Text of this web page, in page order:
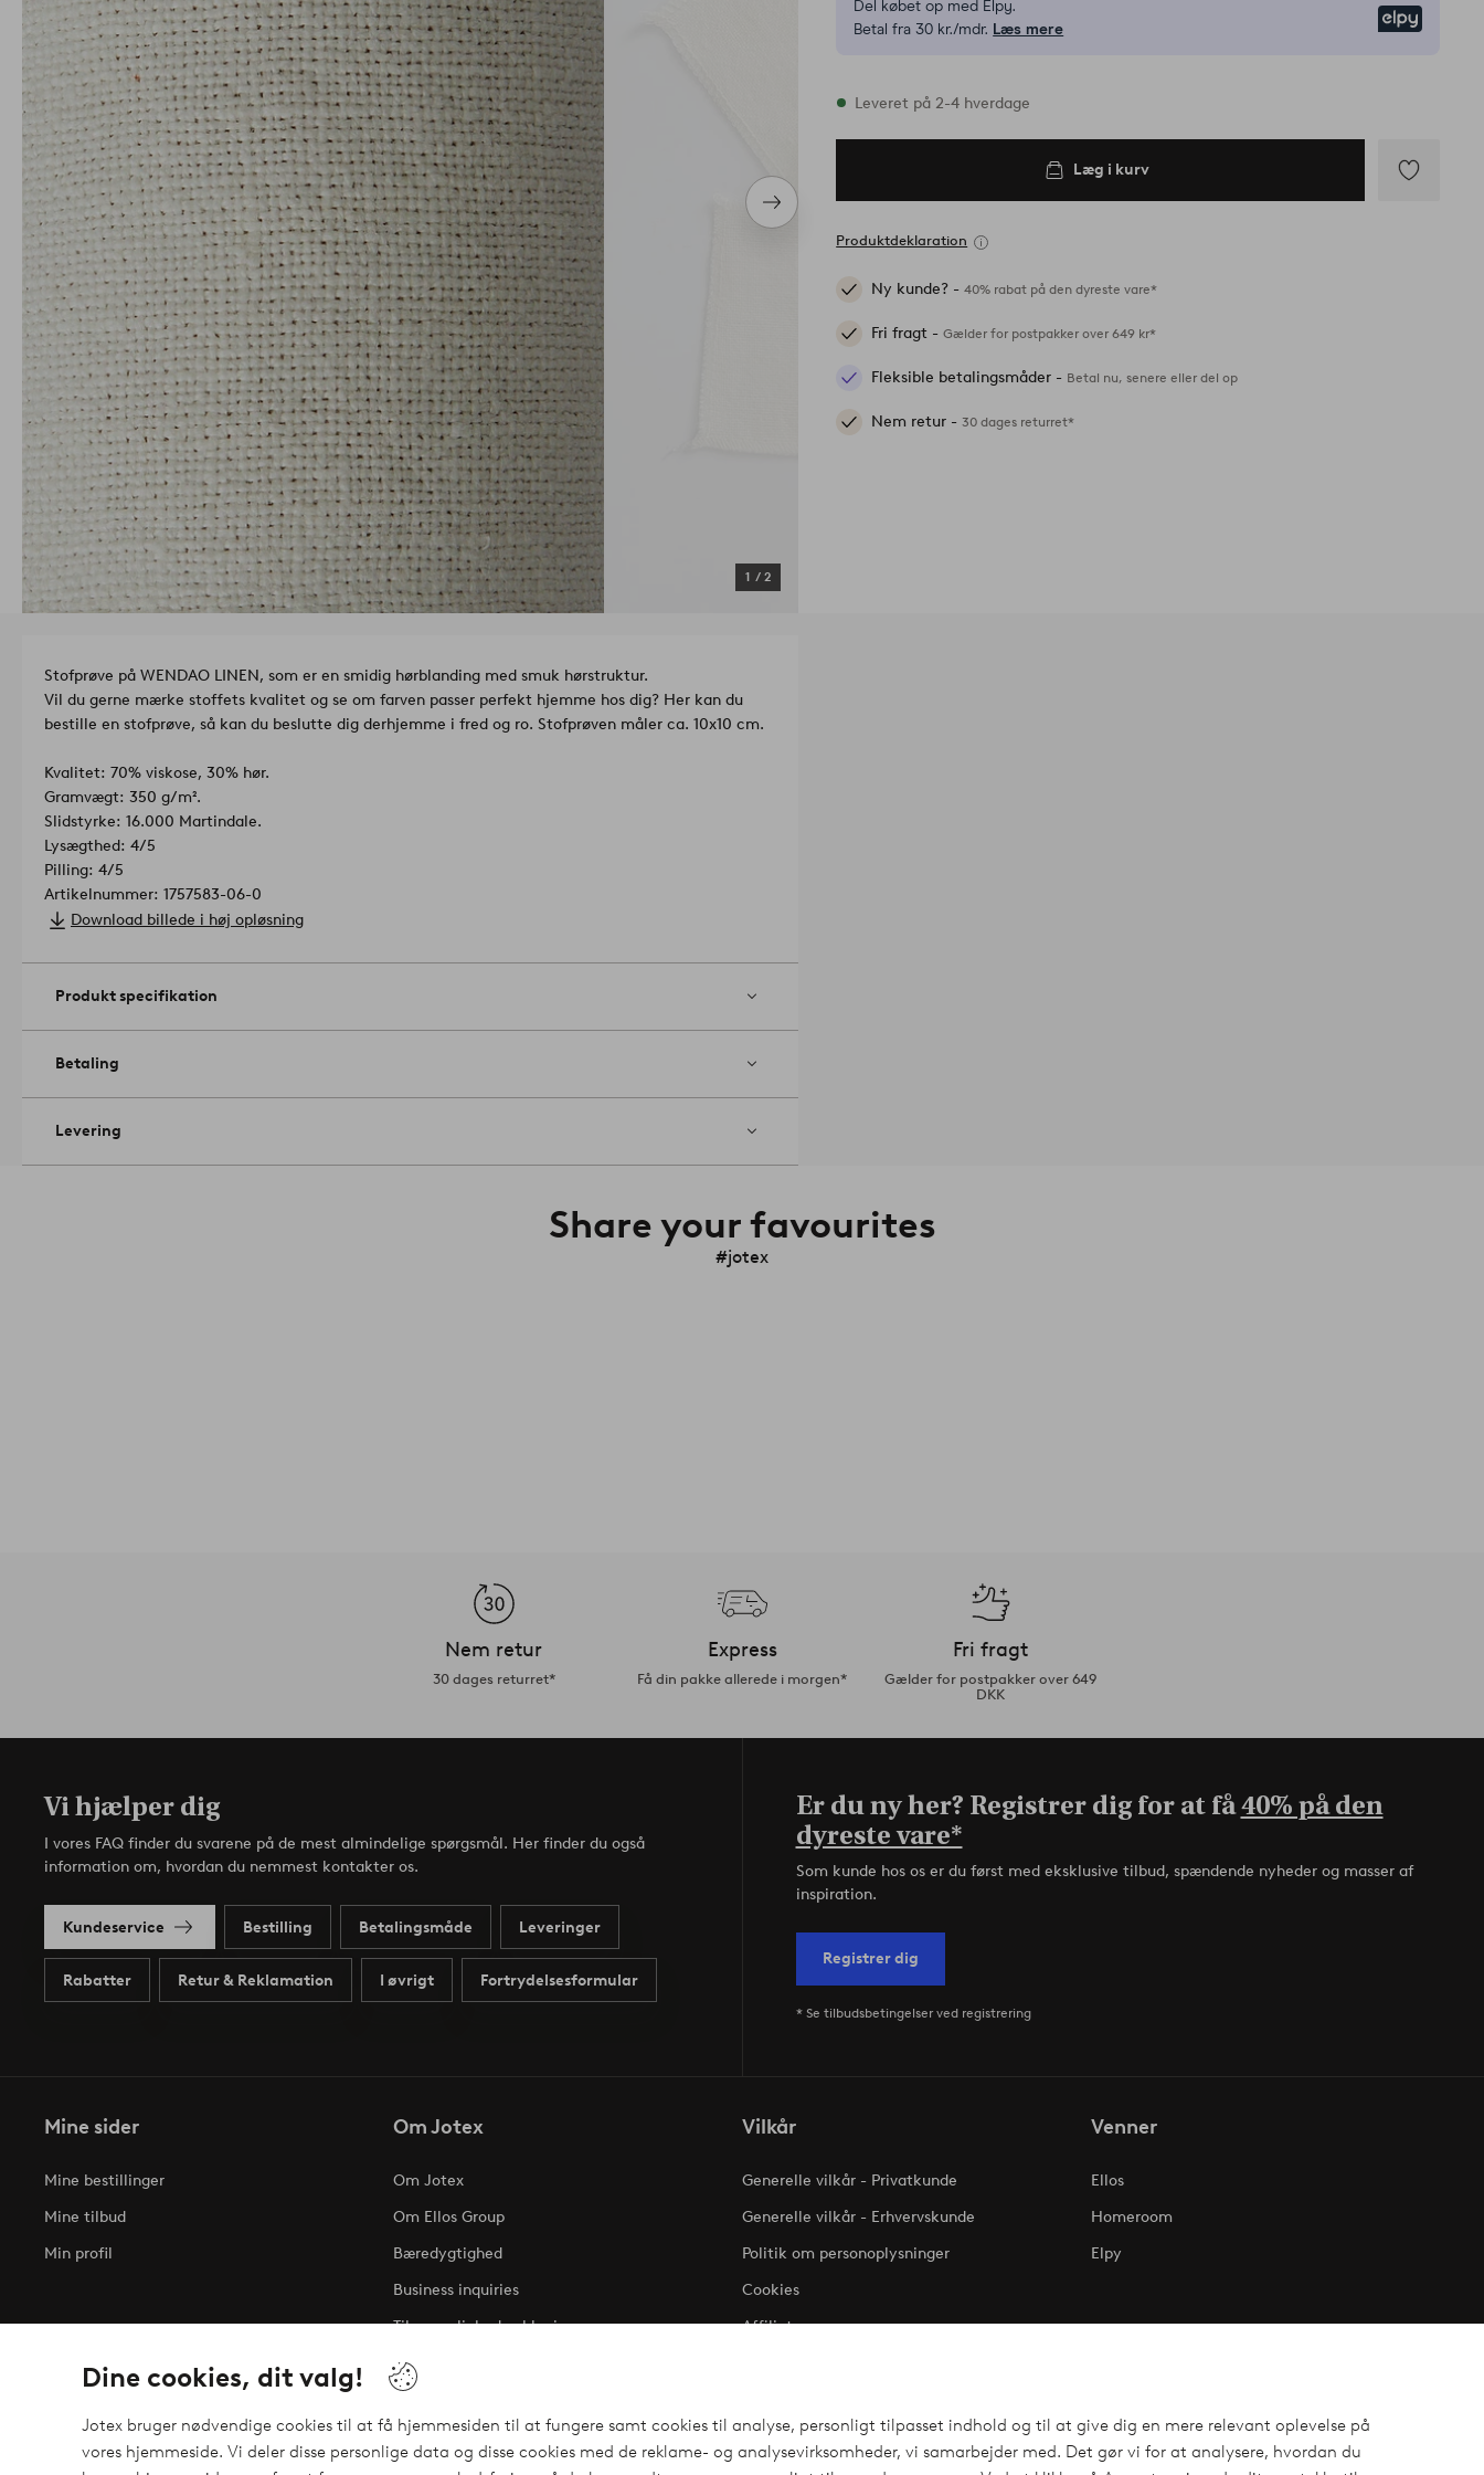
Dine cookies, dit valg!
Jotex bruger nødvendige cookies til at få hjemmesiden til at fungere samt cookies til analyse, personligt tilpasset indhold og til at give dig en mere relevant oplevelse på
vores hjemmeside. Vi deler disse personlige data og disse cookies med de reklame- og analysevirksomheder, vi samarbejder med. Det gør vi for at analysere, hvordan du
Næste
produkt
1 / 2
Del købet op med Elpy.
Betal fra 30 kr./mdr. Læs mere
På lager
Leveret på 2-4 hverdage
Læg i kurv
Produktdeklaration
Ny kunde? -40% rabat på den dyreste vare*
Fri fragt -Gælder for postpakker over 649 kr*
Fleksible betalingsmåder - Betal nu, senere eller del op
Nem retur -30 dages returret*
Stofprøve på WENDAO LINEN, som er en smidig hørblanding med smuk hørstruktur.
Vil du gerne mærke stoffets kvalitet og se om farven passer perfekt hjemme hos dig? Her kan du
bestille en stofprøve, så kan du beslutte dig derhjemme i fred og ro. Stofprøven måler ca. 10x10 cm.
Kvalitet: 70% viskose, 30% hør.
Gramvægt: 350 g/m².
Slidstyrke: 16.000 Martindale.
Lysægthed: 4/5
Pilling: 4/5
Artikelnummer: 1757583-06-0
Download billede i høj opløsning
Produkt specifikation
Betaling
Levering
Share your favourites
#jotex
Nem retur
30 dages returret*
Express
Få din pakke allerede i morgen*
Fri fragt
Gælder for postpakker over 649
DKK
Vi hjælper dig
I vores FAQ finder du svarene på de mest almindelige spørgsmål. Her finder du også
information om, hvordan du nemmest kontakter os.
Kundeservice Bestilling Betalingsmåde Leveringer
Rabatter Retur & Reklamation I øvrigt Fortrydelsesformular
Er du ny her? Registrer dig for at få40% på den
dyreste vare*
Som kunde hos os er du først med eksklusive tilbud, spændende nyheder og masser af
inspiration.
Registrer dig
* Se tilbudsbetingelser ved registrering
Mine sider
Mine bestillinger
Mine tilbud
Min profil
Om Jotex
Om Jotex
Om Ellos Group
Bæredygtighed
Business inquiries
Tilgængelighedserklæring
Vilkår
Generelle vilkår - Privatkunde
Generelle vilkår - Erhvervskunde
Politik om personoplysninger
Cookies
Affiliate
Venner
Ellos
Homeroom
Elpy
Sikre betalinger - betal nu eller del op